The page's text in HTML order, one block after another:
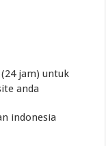
jam) untuk
anda
indonesia